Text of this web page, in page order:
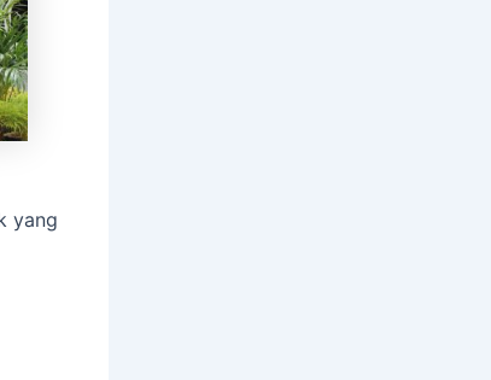
yang